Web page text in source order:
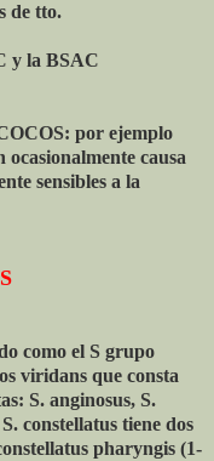
de tto.
y la BSAC
por ejemplo
causa
sensibles a la
como el S grupo
viridans que consta
S. anginosus, S.
constellatus tiene dos
pharyngis (1-